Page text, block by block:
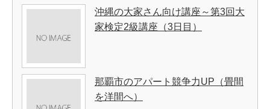
沖縄の大家さん向け講座～第3回大
家検定2級講座（3日目）
那覇市のアパート競争力UP（畳間
を洋間へ）